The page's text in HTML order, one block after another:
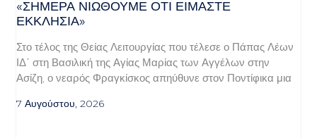
«ΣΉΜΕΡΑ ΝΙΏΘΟΥΜΕ ΌΤΙ ΕΊΜΑΣΤΕ
ΕΚΚΛΗΣΊΑ»
Στο τέλος της Θείας Λειτουργίας που τέλεσε ο Πάπας Λέων
ΙΔ΄ στη Βασιλική της Αγίας Μαρίας των Αγγέλων στην
Ασίζη, ο νεαρός Φραγκίσκος απηύθυνε στον Ποντίφικα μια
7 Αυγούστου, 2026